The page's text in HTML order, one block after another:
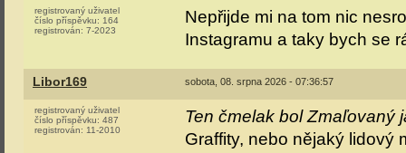
registrovaný uživatel
číslo příspěvku: 164
registrován: 7-2023
Nepřijde mi na tom nic
Instagramu a taky bych se
Libor169 sobota, 08. srpna 2026 - 07:36:57
registrovaný uživatel
číslo příspěvku: 487
registrován: 11-2010
Ten čmelak bol Zmaľovaný
Graffity, nebo nějaký lidový